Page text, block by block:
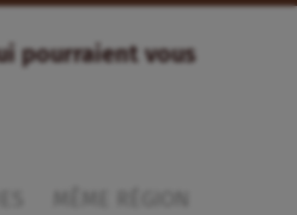
pourraient vous